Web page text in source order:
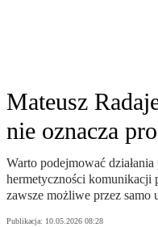
Mateusz
nie oznacza
Warto podejmować
hermetyczności komunikacji
zawsze możliwe przez samo
Publikacja: 10.05.2026 08:28